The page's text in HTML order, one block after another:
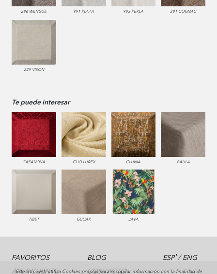
286 WENGUE 991 PLATA 993 PERLA 281 COGNAC
229 VISON
Te puede interesar
CASANOVA CLIO LUREX CLUNIA PAULA
TIBET GUDAR JAVA
FAVORITOS
ÁREA CLIENTE
BLOG
CONTACTO
ESP/ENG
Este sitio web utiliza Cookies propias para recopilar información con la finalidad de